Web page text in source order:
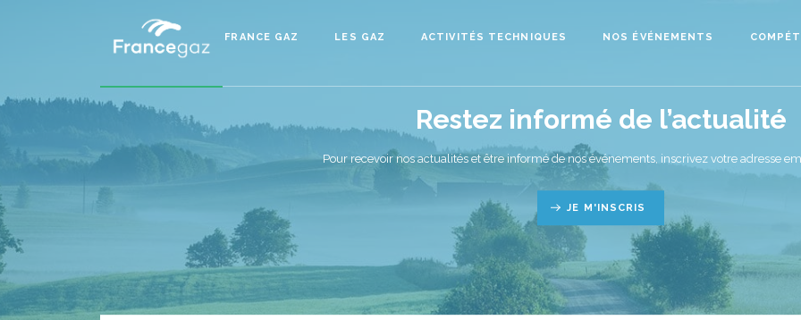
FRANCE GAZ LES GAZ ACTIVITÉS TECHNIQUES NOS ÉVÉNEMENTS
Restez informé de l’actualité
Pour recevoir nos actualités et être informé de nos événements, inscrivez votre adresse
JE M'INSCRIS